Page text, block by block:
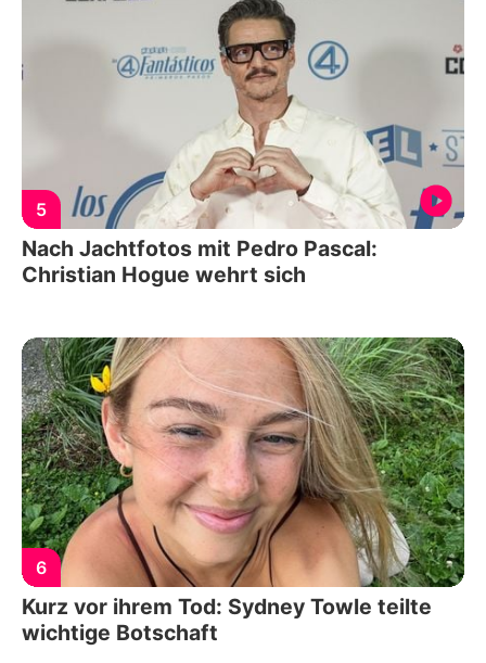
5
Nach Jachtfotos mit Pedro Pascal:
Christian Hogue wehrt sich
6
Kurz vor ihrem Tod: Sydney Towle teilte
wichtige Botschaft